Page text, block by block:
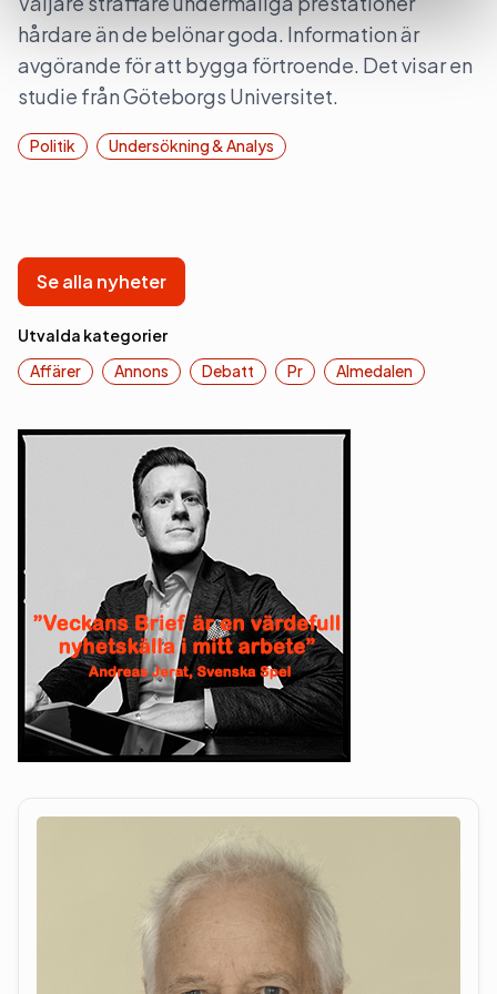
hårdare än de belönar goda. Information är
avgörande för att bygga förtroende. Det visar en
studie från Göteborgs Universitet.
Politik Undersökning & Analys
Se alla nyheter
Utvalda kategorier
Affärer
Annons Debatt Pr Almedalen